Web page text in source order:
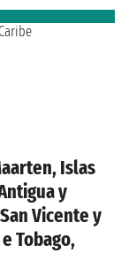
Islas
y
Vicente y
Tobago,